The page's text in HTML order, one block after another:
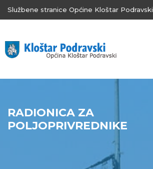
Službene stranice Općine Kloštar Podravski
RADIONICA ZA
POLJOPRIVREDNIKE